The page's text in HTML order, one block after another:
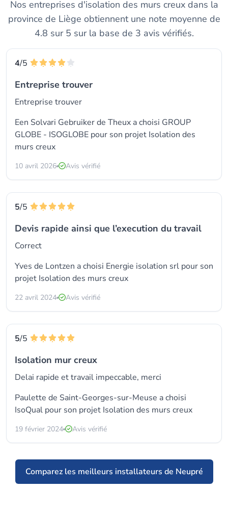
Nos entreprises d'isolation des murs creux dans la
province de Liège obtiennent une note moyenne de
4.8 sur 5 sur la base de 3 avis vérifiés.
4/5
Entreprise trouver
Entreprise trouver
Een Solvari Gebruiker de Theux a choisi GROUP
GLOBE - ISOGLOBE pour son projet Isolation des
murs creux
10 avril 2026 Avis vérifié
5/5
Devis rapide ainsi que l’execution du travail
Correct
Yves de Lontzen a choisi Energie isolation srl pour son
projet Isolation des murs creux
22 avril 2024 Avis vérifié
5/5
Isolation mur creux
Delai rapide et travail impeccable, merci
Paulette de Saint-Georges-sur-Meuse a choisi
IsoQual pour son projet Isolation des murs creux
19 février 2024 Avis vérifié
Comparez les meilleurs installateurs de Neupré